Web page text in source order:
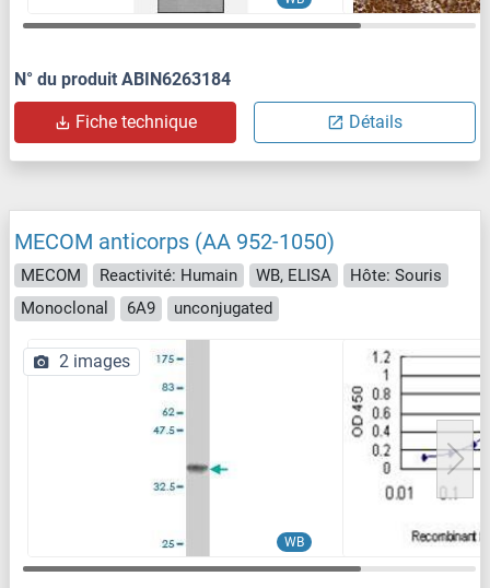
N° du produit ABIN6263184
Fiche technique Détails
MECOM anticorps (AA 952-1050)
MECOM Reactivité: Humain WB, ELISA
Hôte: Souris
Monoclonal
6A9 unconjugated
WB
2 images